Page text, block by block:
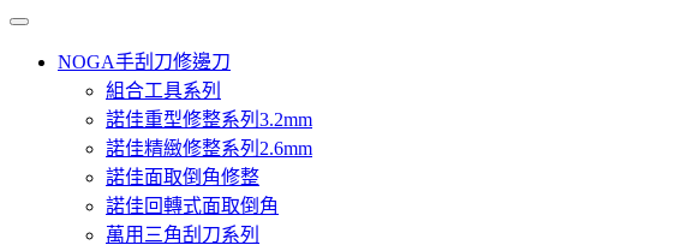
NOGA手刮刀修邊刀
組合工具系列
諾佳重型修整系列3.2mm
諾佳精緻修整系列2.6mm
諾佳面取倒角修整
諾佳回轉式面取倒角
萬用三角刮刀系列